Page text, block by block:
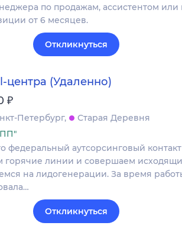
по продажам, ассистентом или
от 6 месяцев.
Откликнуться
центра (Удаленно)
₽
Петербург
Старая Деревня
федеральный аутсорсинговый
горячие линии и совершаем
на лидогенерации. За время
Откликнуться